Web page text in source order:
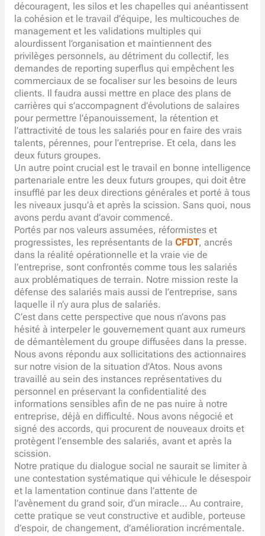
découragent, les silos et les chapelles qui anéantissent
la cohésion et le travail d’équipe, les multicouches de
management et les validations multiples qui
alourdissent l’organisation et maintiennent des
privilèges personnels, au détriment du collectif, les
demandes de reporting superflus qui empêchent les
commerciaux de se focaliser sur les besoins de leurs
clients. Il faudra aussi mettre en place des plans de
carrières qui s’accompagnent d’évolutions de salaires
pour permettre l’épanouissement, la rétention et
l’attractivité de tous les salariés pour en faire des vrais
talents, pérennes, pour l’entreprise. Et cela, dans les
deux futurs groupes.
Un autre point crucial est le travail en bonne intelligence
partenariale entre les deux futurs groupes, qui doit être
insufflé par les deux directions générales et porté à tous
les niveaux jusqu’à et après la scission. Sans quoi, nous
avons perdu avant d’avoir commencé.
Portés par nos valeurs assumées, réformistes et
progressistes, les représentants de la CFDT, ancrés
dans la réalité opérationnelle et la vraie vie de
l’entreprise, sont confrontés comme tous les salariés
aux problématiques de terrain. Notre mission reste la
défense des salariés mais aussi de l’entreprise, sans
laquelle il n’y aura plus de salariés.
C’est dans cette perspective que nous n’avons pas
hésité à interpeler le gouvernement quant aux rumeurs
de démantèlement du groupe diffusées dans la presse.
Nous avons répondu aux sollicitations des actionnaires
sur notre vision de la situation d’Atos. Nous avons
travaillé au sein des instances représentatives du
personnel en préservant la confidentialité des
informations sensibles afin de ne pas nuire à notre
entreprise, déjà en difficulté. Nous avons négocié et
signé des accords, qui procurent de nouveaux droits et
protègent l’ensemble des salariés, avant et après la
scission.
Notre pratique du dialogue social ne saurait se limiter à
une contestation systématique qui véhicule le désespoir
et la lamentation continue dans l’attente de
l’avènement du grand soir, d’un miracle… Au contraire,
cette pratique se veut constructive et audible, porteuse
d’espoir, de changement, d’amélioration incrémentale.